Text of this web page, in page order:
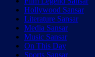
Hollywood Sansar
Literature Sansar
Media Sansar
Music Sansar
On This Day
Sports Sansar